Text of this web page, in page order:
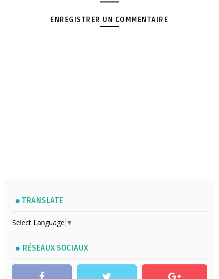
ENREGISTRER UN COMMENTAIRE
TRANSLATE
Select Language ▼
RÉSEAUX SOCIAUX